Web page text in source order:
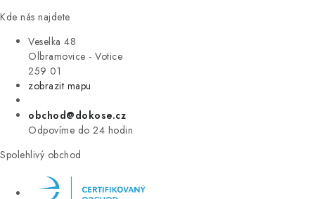
Kde nás najdete
Veselka 48
Olbramovice - Votice
259 01
zobrazit mapu
obchod@dokose.cz
Odpovíme do 24 hodin
Spolehlivý obchod
ÚKLID
VÝPRODEJ
ZNAČKY
Úvod Kontakt Blog
Moje objednávka